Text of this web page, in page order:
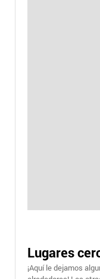
Lugares
¡Aquí le dejamos